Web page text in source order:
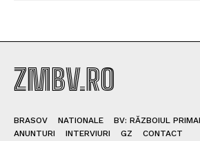
ZMBV.RO
BRASOV NATIONALE BV: RĂZBOIUL
ANUNTURI
INTERVIURI GZ CONTACT